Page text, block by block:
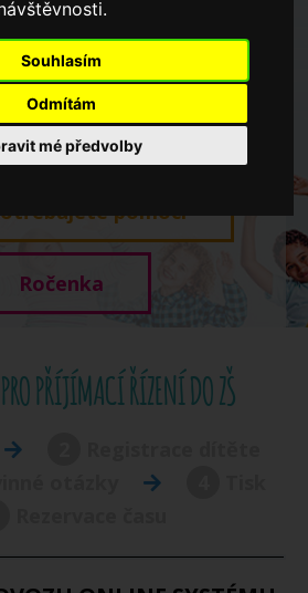
Souhlasím
Odmítám
mé předvolby
školství
dveří ZŠ
pomoci
Ročenka
PŘÍJÍMACÍ ŘÍZENÍ DO ZŠ